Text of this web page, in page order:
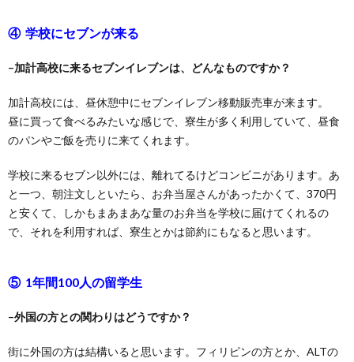
④ 学校にセブンが来る
–加計高校に来るセブンイレブンは、どんなものですか？
加計高校には、昼休憩中にセブンイレブン移動販売車が来ます。
昼に買って食べるみたいな感じで、寮生が多く利用していて、昼食
のパンやご飯を売りに来てくれます。
学校に来るセブン以外には、離れてるけどコンビニがあります。あ
と一つ、朝注文しといたら、お弁当屋さんがあったかくて、370円
と安くて、しかもまあまあな量のお弁当を学校に届けてくれるの
で、それを利用すれば、寮生とかは節約にもなると思います。
⑤ 1年間100人の留学生
–外国の方との関わりはどうですか？
街に外国の方は結構いると思います。フィリピンの方とか、ALTの